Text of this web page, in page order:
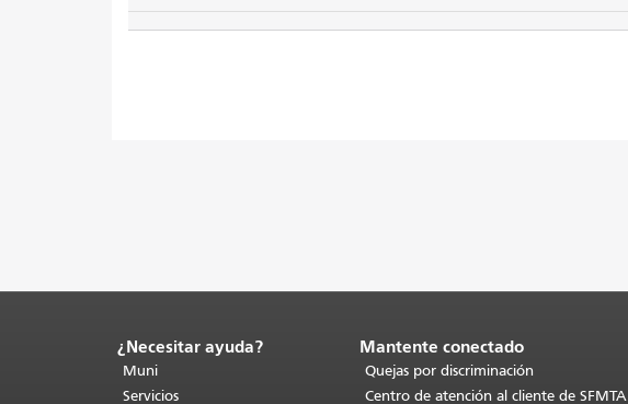
Fin
del
contenido
¿Necesitar ayuda?
Muni
Servicios
Mantente conectado
Quejas por discriminación
Centro de atención al cliente de SFMTA